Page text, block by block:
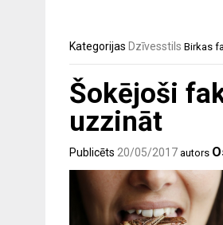
Kategorijas Dzīvesstils Birkas
Šokējoši
uzzināt
Publicēts 20/05/2017 autors